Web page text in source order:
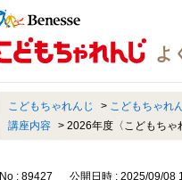
こどもちゃれんじ > こどもちゃれ
講座内容 > 2026年度〈こどもちゃ
No : 89427 公開日時 : 2025/09/08